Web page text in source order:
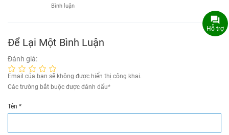
Bình luận
Để Lại Một Bình Luận
Đánh giá:
Email của bạn sẽ không được hiển thị công khai.
Các trường bắt buộc được đánh dấu*
Tên *
Hỗ trợ